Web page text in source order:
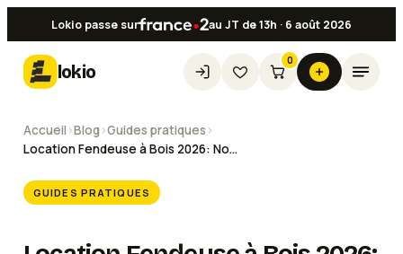
Lokio passe sur au JT de 13h · 6 août 2026
lokio
0
Accueil ›Blog›Guides pratiques ›
Location Fendeuse à Bois 2026: Notre Test Complet après 30 Jours d'Utilisation
GUIDES PRATIQUES